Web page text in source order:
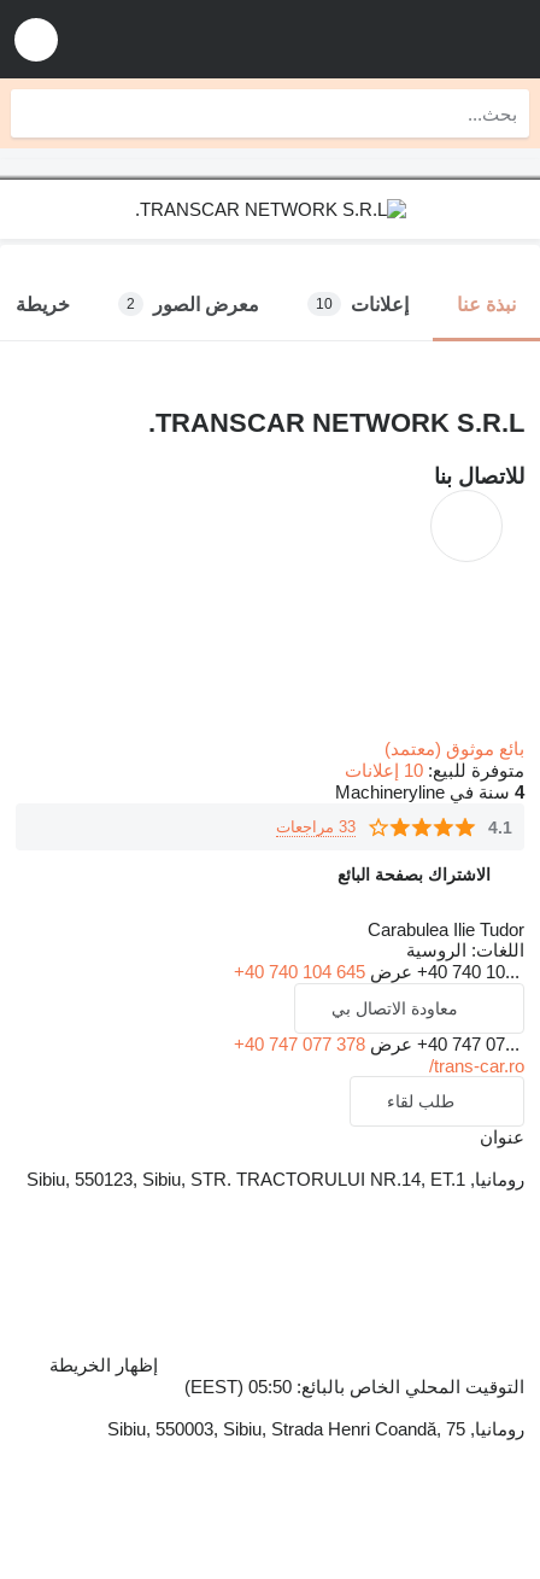
نبذة عنا إعلانات 10 معرض الصور 2 خريطة
TRANSCAR NETWORK S.R.L.
للاتصال بنا
بائع موثوق (معتمد)
متوفرة للبيع: 10 إعلانات
4 سنة في Machineryline
4.1 33 مراجعات
الاشتراك بصفحة البائع
Carabulea Ilie Tudor
اللغات: الروسية
+40 740 10... عرض +40 740 104 645
معاودة الاتصال بي
+40 747 07... عرض +40 747 077 378
trans-car.ro/
طلب لقاء
عنوان
رومانيا, Sibiu, 550123, Sibiu, STR. TRACTORULUI NR.14, ET.1
إظهار الخريطة
التوقيت المحلي الخاص بالبائع: 05:50 (EEST)
رومانيا, Sibiu, 550003, Sibiu, Strada Henri Coandă, 75